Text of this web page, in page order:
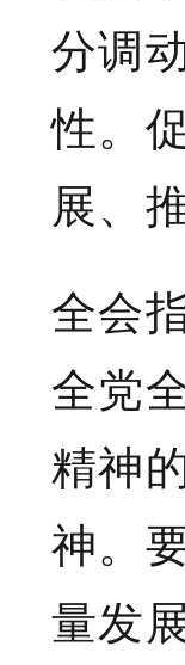
分调
性。
展、
全会
全党
精神
神。
量发